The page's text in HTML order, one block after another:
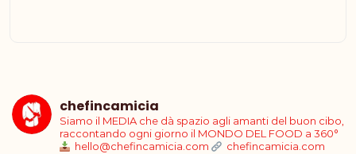
chefincamicia
Siamo il MEDIA che dà spazio agli amanti del buon cibo,
raccontando ogni giorno il MONDO DEL FOOD a 360°
hello@chefincamicia.com
chefincamicia.com